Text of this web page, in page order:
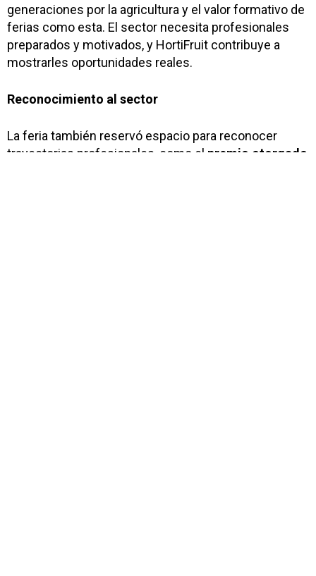
generaciones por la agricultura y el valor formativo de
ferias como esta. El sector necesita profesionales
preparados y motivados, y HortiFruit contribuye a
mostrarles oportunidades reales.
Reconocimiento al sector
La feria también reservó espacio para reconocer
trayectorias profesionales, como el premio otorgado